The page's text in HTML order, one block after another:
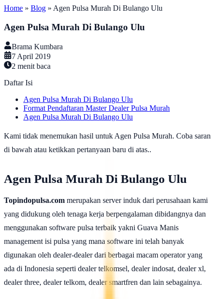
Home » Blog » Agen Pulsa Murah Di Bulango Ulu
Agen Pulsa Murah Di Bulango Ulu
Brama Kumbara
7 April 2019
2 menit baca
Daftar Isi
Agen Pulsa Murah Di Bulango Ulu
Format Pendaftaran Master Dealer Pulsa Murah
Agen Pulsa Murah Di Bulango Ulu
Kami tidak menemukan hasil untuk Agen Pulsa Murah. Coba saran
di bawah atau ketikkan pertanyaan baru di atas..
Agen Pulsa Murah Di Bulango Ulu
Topindopulsa.com merupakan server induk dari perusahaan kami
yang didukung oleh tenaga kerja berpengalaman dibidangnya dan
menggunakan software pulsa terbaik yakni Guava Manis
management isi pulsa yang mana software ini telah banyak
digunakan oleh dealer-dealer dari berbagai macam operator yang
ada di Indonesia seperti dealer telkomsel, dealer indosat, dealer xl,
dealer three, dealer telkom, dealer smartfren dan lain sebagainya.